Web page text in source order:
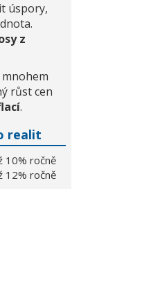
úspory,
z
růst cen
.
realit
10% ročně
12% ročně